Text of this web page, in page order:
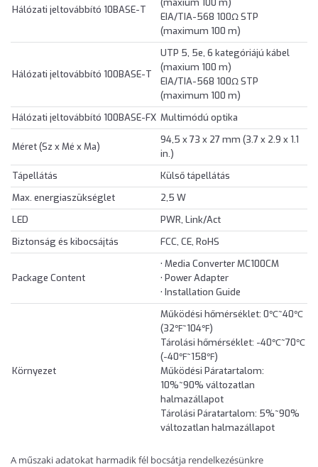
Hálózati jeltovábbító 10BASE-T
(maxium 100 m)
EIA/TIA-568 100Ω STP
(maximum 100 m)
Hálózati jeltovábbító 100BASE-T
UTP 5, 5e, 6 kategóriájú kábel
(maxium 100 m)
EIA/TIA-568 100Ω STP
(maximum 100 m)
Hálózati jeltovábbító 100BASE-FX Multimódú optika
Méret (Sz x Mé x Ma)
94,5 x 73 x 27 mm (3.7 x 2.9 x 1.1
in.)
Tápellátás
Külső tápellátás
Max. energiaszükséglet
2,5 W
LED
PWR, Link/Act
Biztonság és kibocsájtás
FCC, CE, RoHS
Package Content
• Media Converter MC100CM
• Power Adapter
• Installation Guide
Környezet
Működési hőmérséklet: 0℃~40℃
(32℉~104℉)
Tárolási hőmérséklet: -40℃~70℃
(-40℉~158℉)
Működési Páratartalom:
10%~90% változatlan
halmazállapot
Tárolási Páratartalom: 5%~90%
változatlan halmazállapot
A műszaki adatokat harmadik fél bocsátja rendelkezésünkre